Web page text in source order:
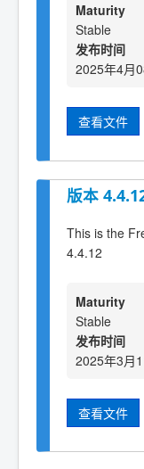
Maturity
Stable
发布时间
2025年4月
查看文件
版本
This is the
4.4.12
Maturity
Stable
发布时间
2025年3月
查看文件